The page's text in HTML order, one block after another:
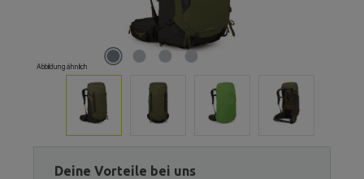
Abbildung ähnlich
Deine Vorteile bei uns